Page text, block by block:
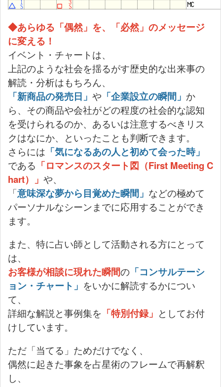
◆あらゆる「偶然」を、「必然」のメッセージ
に変える！
イベント・チャートは、
上記のような社会を揺るがす歴史的な出来事の
解読・分析はもちろん、
「新商品の発売日」 や 「企業設立の瞬間」 か
ら、その商品や会社がどの程度の社会的な認知
を受けられるのか、あるいは注意するべきリス
クはなにか、といったことも判断できます。
さらには 「気になるあの人と初めて会った時」
である 「ロマンスのスタート図（First Meeting C
hart）」 や、
「意味深な夢から目覚めた瞬間」 などの極めて
パーソナルなシーンまでに応用することができ
ます。
また、特に占い師として活動される方にとって
は、
お客様が相談に現れた瞬間の 「コンサルテーシ
ョン・チャート」 をいかに解読するかについ
て、
詳細な解説と事例集を 「特別付録」 としてお付
けしています。
ただ「当てる」ためだけでなく、
偶然に起きた事象を占星術のフレームで再解釈
し、